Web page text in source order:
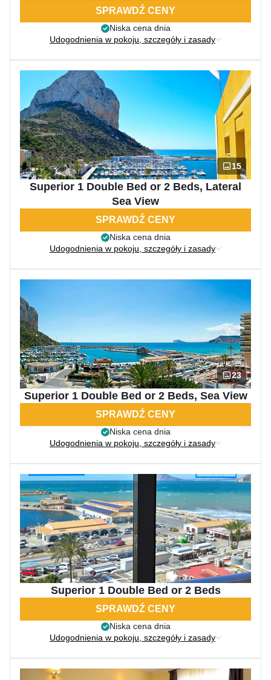
SPRAWDŹ CENY
Niska cena dnia
Udogodnienia w pokoju, szczegóły i zasady
15
Superior 1 Double Bed or 2 Beds, Lateral
Sea View
SPRAWDŹ CENY
Niska cena dnia
Udogodnienia w pokoju, szczegóły i zasady
23
Superior 1 Double Bed or 2 Beds, Sea View
SPRAWDŹ CENY
Niska cena dnia
Udogodnienia w pokoju, szczegóły i zasady
Superior 1 Double Bed or 2 Beds
SPRAWDŹ CENY
Niska cena dnia
Udogodnienia w pokoju, szczegóły i zasady